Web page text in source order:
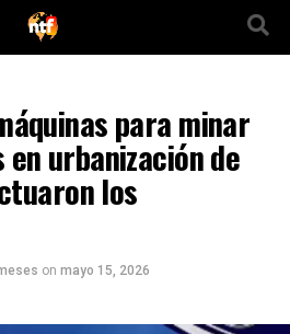
para minar
urbanización de
los
on mayo 15, 2026